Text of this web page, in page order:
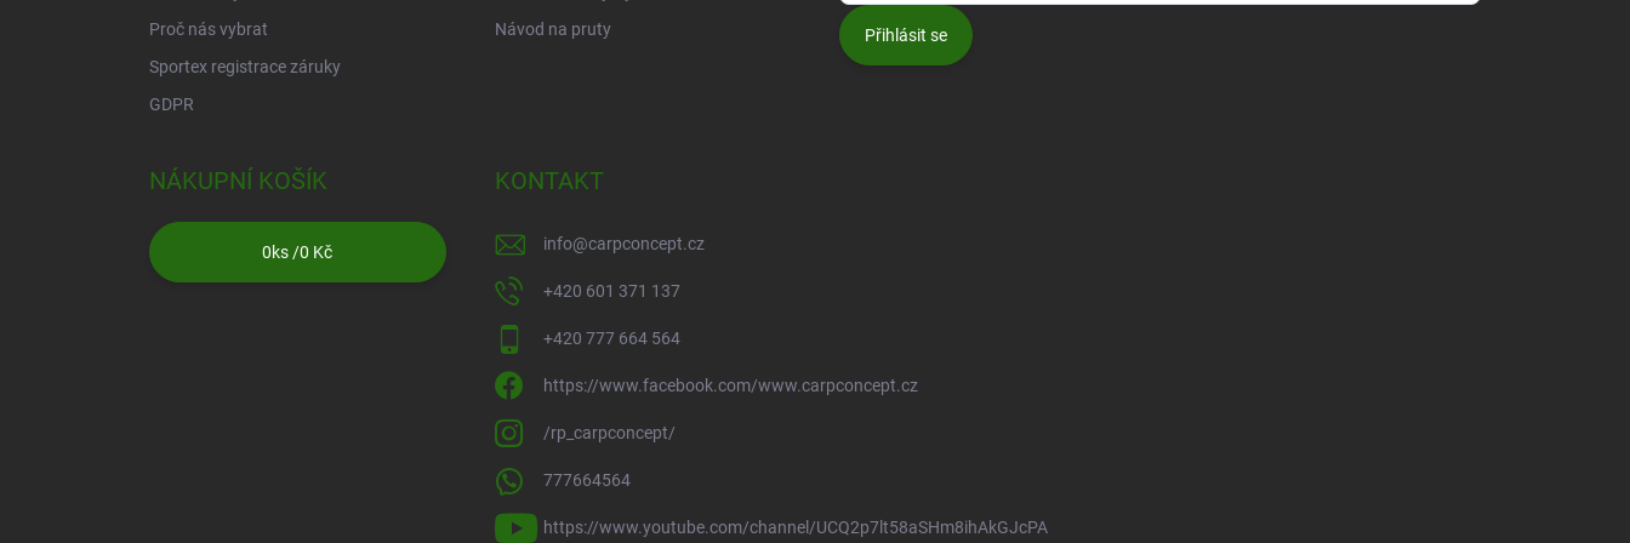
Proč nás vybrat
Sportex registrace záruky
GDPR
Návod na pruty
Přihlásit se
NÁKUPNÍ KOŠÍK
0ks /0 Kč
KONTAKT
info@carpconcept.cz
+420 601 371 137
+420 777 664 564
https://www.facebook.com/www.carpconcept.cz
/rp_carpconcept/
777664564
https://www.youtube.com/channel/UCQ2p7lt58aSHm8ihAkGJcPA